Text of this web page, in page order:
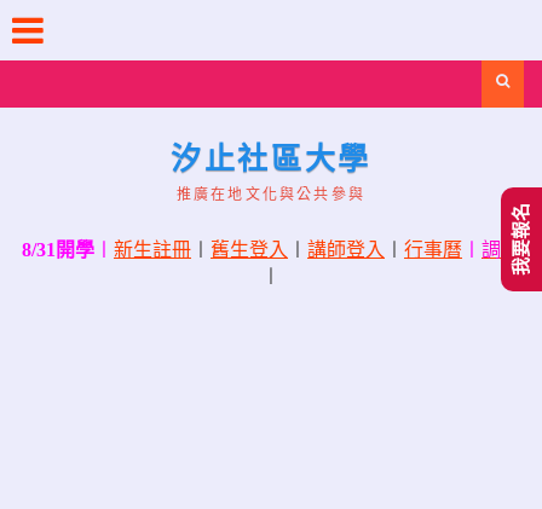
content
汐止社區大學
推廣在地文化與公共參與
8/31開學 新生註冊 舊生登入 講師登入 行事曆
調課我要報名